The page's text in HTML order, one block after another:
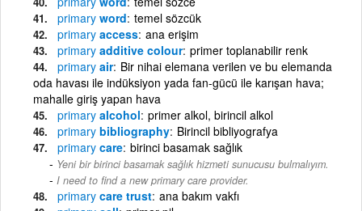
primary word temel sözcük
primary access ana erişim
primary additive colour primer toplanabilir renk
primary air Bir nihai elemana verilen ve bu elemanda
oda havası ile indüksiyon yada fan-gücü ile karışan hava;
mahalle giriş yapan hava
primary alcohol primer alkol, birincil alkol
primary bibliography Birincil bibliyografya
primary care birinci basamak sağlık
Yeni bir birinci basamak sağlık hizmeti sunucusu bulmalıyım.
- I need to find a new primary care provider.
primary care trust ana bakım vakfı